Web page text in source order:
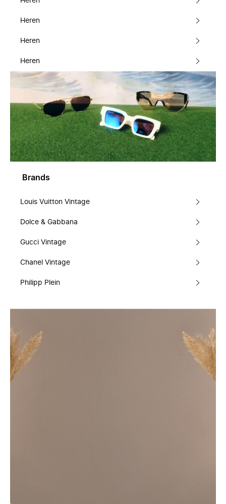
Heren
Heren
Heren
Brands
Louis Vuitton Vintage
Dolce & Gabbana
Gucci Vintage
Chanel Vintage
Philipp Plein